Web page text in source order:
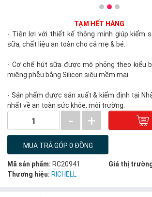
TẠM HẾT HÀNG
- Tiện lợi với thiết kế thông minh giúp kiểm
sữa, chất liệu an toàn cho cả mẹ & bé.
- Cơ chế hút sữa được mô phỏng theo kiểu
miệng phễu bằng Silicon siêu mềm mại.
- Sản phẩm được sản xuất & kiểm định tại
nhất về an toàn sức khỏe, môi trường.
1 - +
MUA TRẢ GÓP 0 ĐỒNG
Mã sản phẩm: RC20941 Giá thị
Thương hiệu: RICHELL